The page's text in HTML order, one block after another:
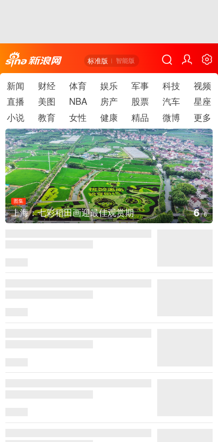
标准版 智能版
新闻 财经 体育 娱乐 军事 科技
视频
直播
美图 NBA 房产 股票 汽车
星座
小说
教育 女性 健康 精品 微博 更多
图集
厄瓜多尔总统诺沃亚会见阿根廷总统米莱 1/6